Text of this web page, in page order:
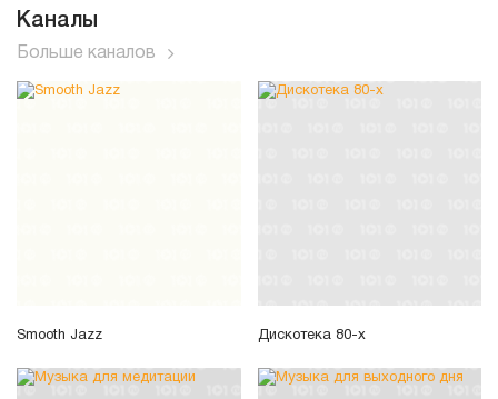
Каналы
Больше каналов
Smooth Jazz Дискотека 80-х